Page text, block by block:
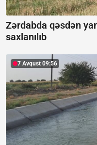
Zərdabda qəsdən
saxlanılıb
7 Avqust 09:56